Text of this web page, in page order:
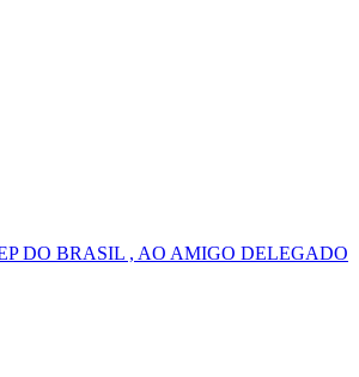
DO BRASIL , AO AMIGO DELEGADO